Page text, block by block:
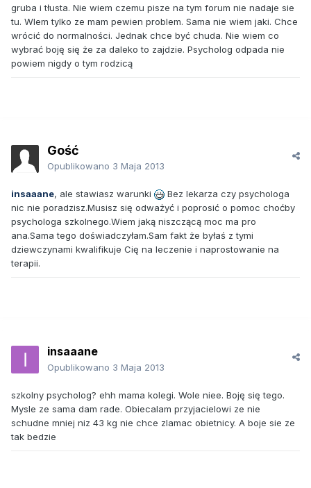
gruba i tłusta. Nie wiem czemu pisze na tym forum nie nadaje sie
tu. WIem tylko ze mam pewien problem. Sama nie wiem jaki. Chce
wrócić do normalności. Jednak chce być chuda. Nie wiem co
wybrać boję się że za daleko to zajdzie. Psycholog odpada nie
powiem nigdy o tym rodzicą
Gość
Opublikowano 3 Maja 2013
insaaane, ale stawiasz warunki
Bez lekarza czy psychologa
nic nie poradzisz.Musisz się odważyć i poprosić o pomoc choćby
psychologa szkolnego.Wiem jaką niszczącą moc ma pro
ana.Sama tego doświadczyłam.Sam fakt że byłaś z tymi
dziewczynami kwalifikuje Cię na leczenie i naprostowanie na
terapii.
insaaane
Opublikowano 3 Maja 2013
szkolny psycholog? ehh mama kolegi. Wole niee. Boję się tego.
Mysle ze sama dam rade. Obiecalam przyjacielowi ze nie
schudne mniej niz 43 kg nie chce zlamac obietnicy. A boje sie ze
tak bedzie